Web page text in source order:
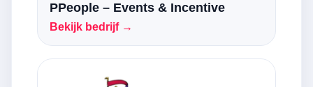
PPeople – Events & Incentive
Bekijk bedrijf →